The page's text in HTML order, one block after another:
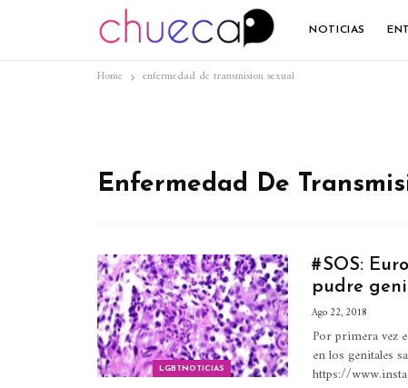
NOTICIAS
Home enfermedad de transmision sexual
Enfermedad De
LGBTNOTICIAS
#SOS:
pudre
Ago 22, 2018
Por primera vez
en los genitales
https://